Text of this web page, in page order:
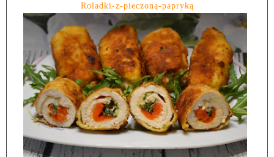
Roladki-z-pieczoną-papryką